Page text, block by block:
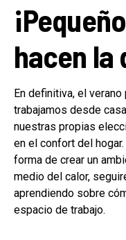
hacen la
En definitiva, el
trabajamos desde
nuestras propias
en el confort del
forma de crear un
medio del calor,
aprendiendo sobre
espacio de trabajo.